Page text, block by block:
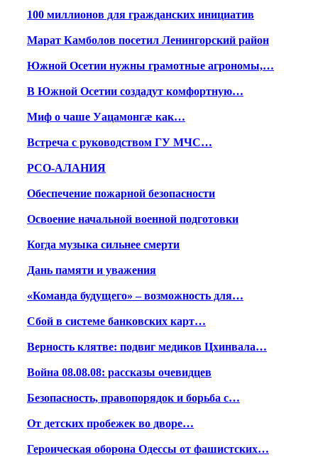
100 миллионов для гражданских инициатив
Марат Камболов посетил Ленингорский район
Южной Осетии нужны грамотные агрономы,…
В Южной Осетии создадут комфортную…
Миф о чаше Уацамонгæ как…
Встреча с руководством ГУ МЧС…
РСО-АЛАНИЯ
Обеспечение пожарной безопасности
Освоение начальной военной подготовки
Когда музыка сильнее смерти
Дань памяти и уважения
«Команда будущего» – возможность для…
Сбой в системе банковских карт…
Верность клятве: подвиг медиков Цхинвала…
Война 08.08.08: рассказы очевидцев
Безопасность, правопорядок и борьба с…
От детских пробежек во дворе…
Героическая оборона Одессы от фашистских…